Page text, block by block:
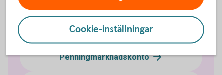
Klientmedelskonto
Koncernkonto
Penningmarknadskonto
Cookie-inställningar